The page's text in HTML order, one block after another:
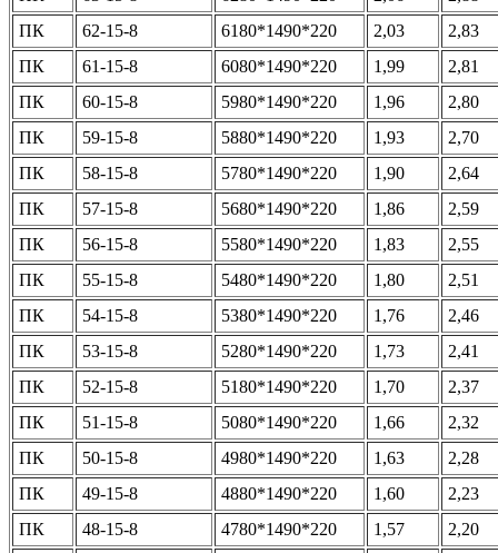
ПК
62-15-8 6180*1490*220 2,03
2,83
ПК
61-15-8 6080*1490*220 1,99
2,81
ПК
60-15-8 5980*1490*220 1,96
2,80
ПК
59-15-8 5880*1490*220 1,93
2,70
ПК
58-15-8 5780*1490*220 1,90
2,64
ПК
57-15-8 5680*1490*220 1,86
2,59
ПК
56-15-8 5580*1490*220 1,83
2,55
ПК
55-15-8 5480*1490*220 1,80
2,51
ПК
54-15-8 5380*1490*220 1,76
2,46
ПК
53-15-8 5280*1490*220 1,73
2,41
ПК
52-15-8 5180*1490*220 1,70
2,37
ПК
51-15-8 5080*1490*220 1,66
2,32
ПК
50-15-8 4980*1490*220 1,63
2,28
ПК
49-15-8 4880*1490*220 1,60
2,23
ПК
48-15-8 4780*1490*220 1,57
2,20